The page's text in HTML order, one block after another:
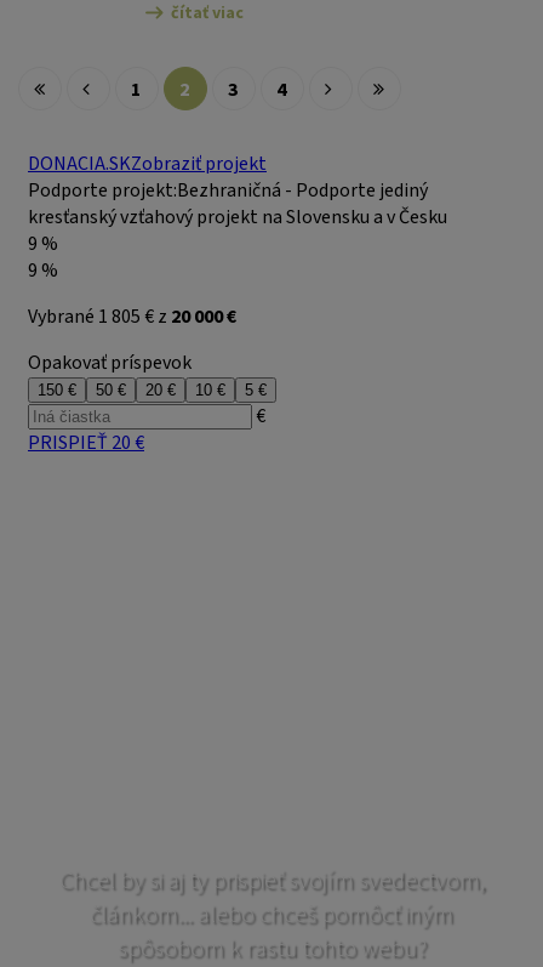
čítať viac
1 2 3 4
Chcel by si aj ty prispieť svojím svedectvom,
článkom... alebo chceš pomôcť iným
spôsobom k rastu tohto webu?